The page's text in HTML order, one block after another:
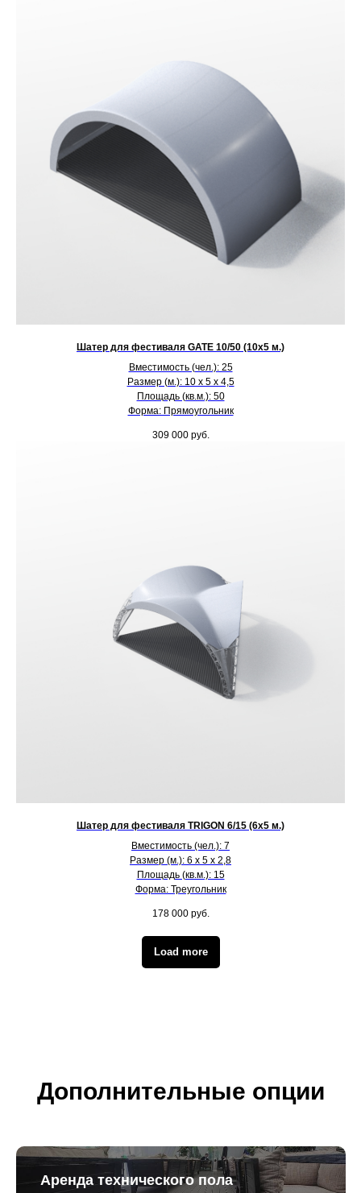
Шатер для фестиваля GATE 10/50 (10х5 м.)
Вместимость (чел.): 25
Размер (м.): 10 х 5 х 4,5
Площадь (кв.м.): 50
Форма: Прямоугольник
309 000 руб.
Шатер для фестиваля TRIGON 6/15 (6х5 м.)
Вместимость (чел.): 7
Размер (м.): 6 х 5 х 2,8
Площадь (кв.м.): 15
Форма: Треугольник
178 000 руб.
Load more
Дополнительные опции
Аренда технического пола